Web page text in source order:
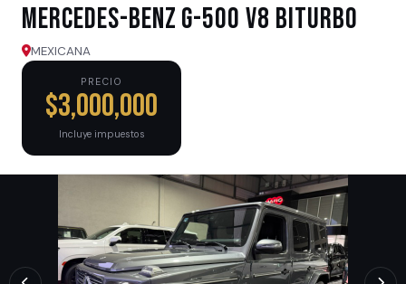
Mercedes-Benz G-500 V8 BITURBO
MEXICANA
PRECIO
$3,000,000
Incluye impuestos